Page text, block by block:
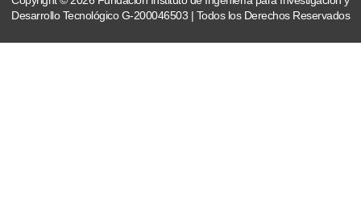
Desarrollo Tecnológico G-200046503 | Todos los Derechos Reservados